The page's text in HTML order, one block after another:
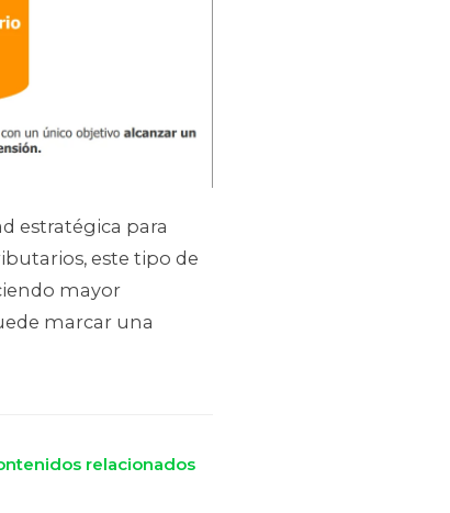
estratégica para
este tipo de
mayor
marcar una
relacionados